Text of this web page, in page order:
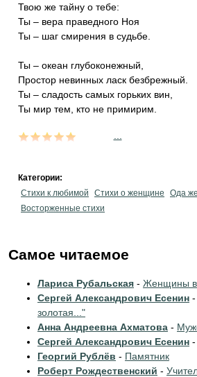
Твою же тайну о тебе:
Ты – вера праведного Ноя
Ты – шаг смирения в судьбе.
Ты – океан глубоконежный,
Простор невинных ласк безбрежный.
Ты – сладость самых горьких вин,
Ты мир тем, кто не примирим.
Категории:
Стихи к любимой
Стихи о женщине Ода
Восторженные стихи
Самое читаемое
Лариса Рубальская - Женщины в
Сергей Александрович Есенин -
золотая..."
Анна Андреевна Ахматова -
Сергей Александрович Есенин -
Георгий Рублёв - Памятник
Роберт Рождественский -